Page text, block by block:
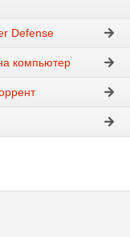
Defense
компьютер